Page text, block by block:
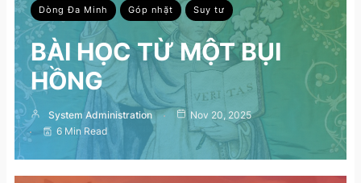
Dòng Đa Minh Góp nhặt Suy tư
BÀI HỌC TỪ MỘT BỤI
HỒNG
System Administration
Nov 20, 2025
6 Min Read